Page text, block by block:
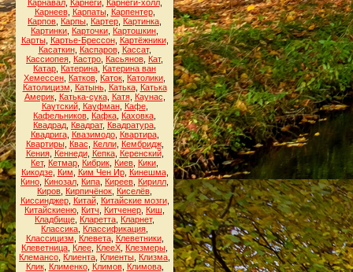
Карнавал, Карнеги, Карнеги-холл,
Карнеев, Карпаты, Карпентер,
Карпов Карпы Картер Картинка
Картинки Карточки Картошкин
Карты, Картье-Брессон, Картёжники,
Касаткин, Каспаров, Кассат,
Кассиопея Кастро Касьянов Кат,
Катар Катерина Катерина ван
Хемессен Катков Каток Католики
Католицизм
Катынь, Катька, Катька
Америк, Катька-сука, Катя, Каунас
Каутский, Кауфман, Кафе,
Кафельников Кафка Каховка
Квадрад Квадрат, Квадратура
Квадрига, Квазимодо, Квартира,
Квартиры, Квас Келли, Кембридж,
Кения, Кеннеди, Кепка, Керенский,
Кет, Кетмар Кибрик Киев Кики
Кикодзе, Ким Ким Чен Ир, Кинешма,
Кино Кинозал Кипа Киреев Кирилл
Киров Кирпичёнок Киселёв
Киссинджер, Китай, Китайские мозги,
Китайскиеню Китч Китченер Киш
Кладбище Кларетта Кларнет,
Классика Классификация
Классицизм
Клевета, Клеветники,
Клеветница Клее КлееХ Клезмеры
Клемансо Клиента Клиенты Клизма
Клик, Клименко, Климов, Климова,